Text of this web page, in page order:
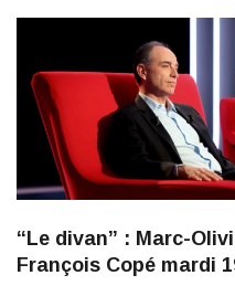
“Le divan” : Marc-
François Copé mardi